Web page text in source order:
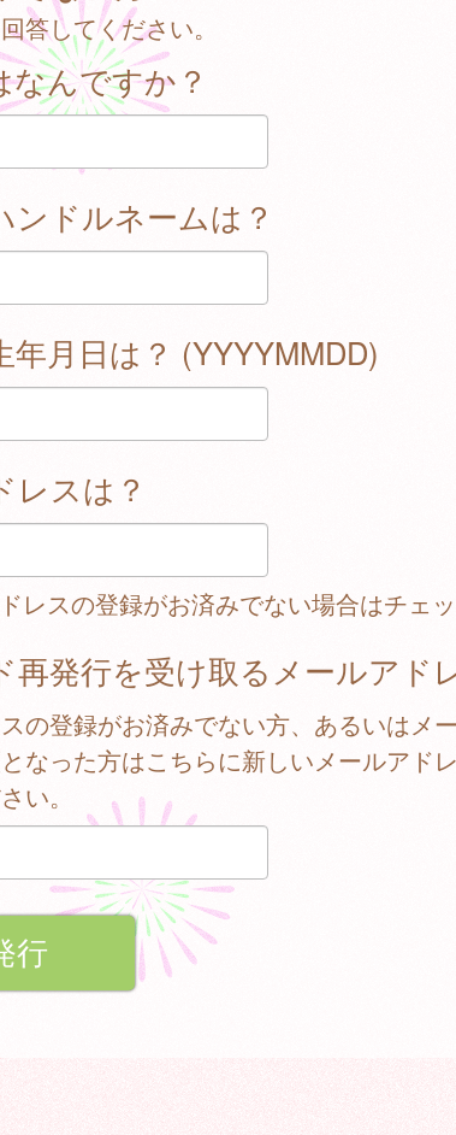
答してください。
なんですか？
ンドルネームは？
年月日は？ (YYYYMMDD)
レスは？
レスの登録がお済みでない場合はチェ
再発行を受け取るメールアド
の登録がお済みでない方、あるいはメ
なった方はこちらに新しいメールアド
い。